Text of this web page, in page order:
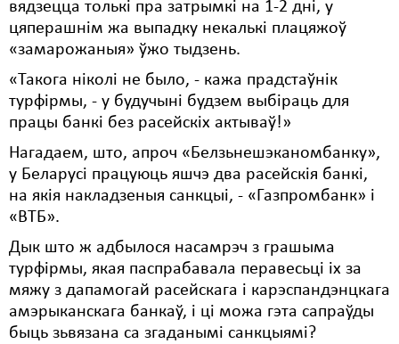
вядзецца толькі пра затрымкі на 1-2 дні, у
цяперашнім жа выпадку некалькі плацяжоў
«замарожаныя» ўжо тыдзень.
«Такога ніколі не было, - кажа прадстаўнік
турфірмы, - у будучыні будзем выбіраць для
працы банкі без расейскіх актываў!»
Нагадаем, што, апроч «Белзьнешэканомбанку»,
у Беларусі працуюць яшчэ два расейскія банкі,
на якія накладзеныя санкцыі, - «Газпромбанк» і
«ВТБ».
Дык што ж адбылося насамрэч з грашыма
турфірмы, якая паспрабавала перавесьці іх за
мяжу з дапамогай расейскага і карэспандэнцкага
амэрыканскага банкаў, і ці можа гэта сапраўды
быць зьвязана са згаданымі санкцыямі?